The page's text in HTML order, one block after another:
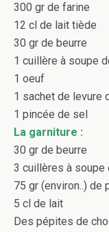
300 gr de farine
12 cl de lait tiède
30 gr de beurre
1 cuillère à soupe
1 oeuf
1 sachet de levure
1 pincée de sel
La garniture :
30 gr de beurre
3 cuillères à soupe
75 gr (environ..) de
5 cl de lait
Des pépites de